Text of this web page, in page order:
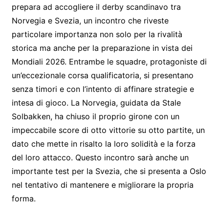
prepara ad accogliere il derby scandinavo tra
Norvegia e Svezia, un incontro che riveste
particolare importanza non solo per la rivalità
storica ma anche per la preparazione in vista dei
Mondiali 2026. Entrambe le squadre, protagoniste di
un’eccezionale corsa qualificatoria, si presentano
senza timori e con l’intento di affinare strategie e
intesa di gioco. La Norvegia, guidata da Stale
Solbakken, ha chiuso il proprio girone con un
impeccabile score di otto vittorie su otto partite, un
dato che mette in risalto la loro solidità e la forza
del loro attacco. Questo incontro sarà anche un
importante test per la Svezia, che si presenta a Oslo
nel tentativo di mantenere e migliorare la propria
forma.